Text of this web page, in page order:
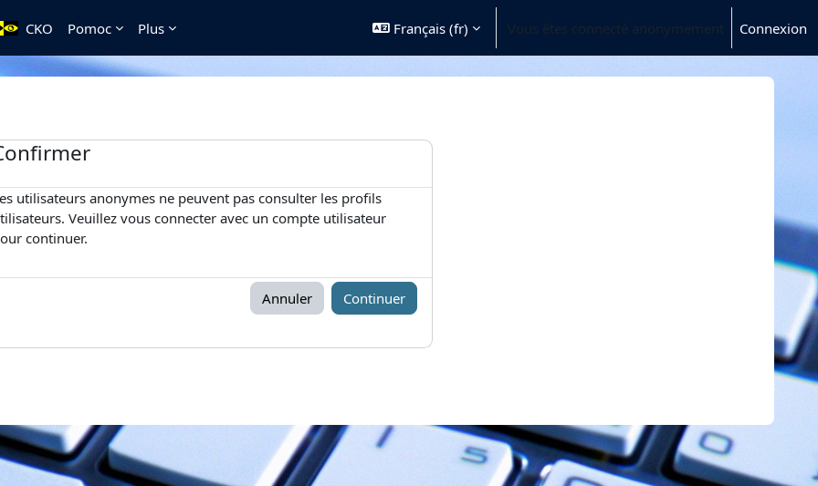
CKO Pomoc Plus Français ‎(fr)‎ Vous êtes connecté anonymement Connexion
utilisateurs anonymes ne peuvent pas consulter les profils
Veuillez vous connecter avec un compte utilisateur
continuer.
Annuler Continuer